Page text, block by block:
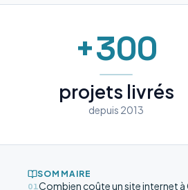
+300
projets livrés
depuis 2013
SOMMAIRE
01Combien coûte un site internet